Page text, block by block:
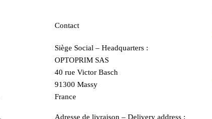
Contact
Siège Social – Headquarters :
OPTOPRIM SAS
40 rue Victor Basch
91300 Massy
France
Adresse de livraison – Delivery address :